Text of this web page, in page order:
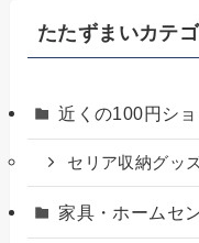
たたずまいカテゴ
近くの100円シ
セリア収納グッ
家具・ホームセ